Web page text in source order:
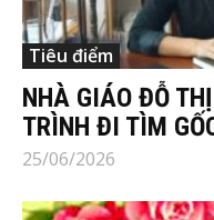
Tiêu điểm
NHÀ GIÁO ĐỖ
TRÌNH ĐI TÌM
25/06/2026